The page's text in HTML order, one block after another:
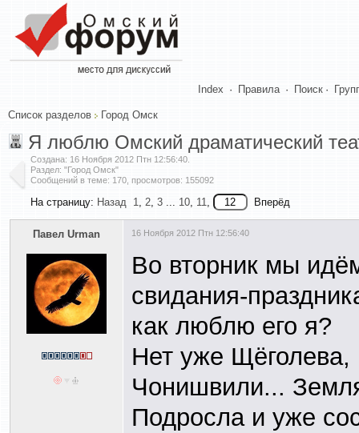
Index · Правила · Поиск ·
Список разделов Город Омск
Я люблю Омский драматический
Создана: 16 Ноября 2012 Птн 12:56:40
Раздел: "Город Омск"
Сообщений в теме: 170, просмотров: 155092
На страницу: Назад 1, 2, 3 ... 10, 11, Вперёд
Павел Urman 16 Ноября 2012 Птн 12:56:40
Во вторник мы
свидания-
как люблю его я?
Нет уже
Чонишвили...
Подросла и уже